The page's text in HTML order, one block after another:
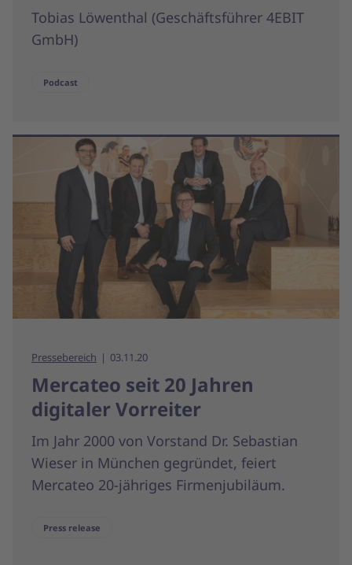
Tobias Löwenthal (Geschäftsführer 4EBIT
GmbH)
Podcast
Pressebereich 03.11.20
Mercateo seit 20 Jahren
digitaler Vorreiter
Im Jahr 2000 von Vorstand Dr. Sebastian
Wieser in München gegründet, feiert
Mercateo 20-jähriges Firmenjubiläum.
Press release